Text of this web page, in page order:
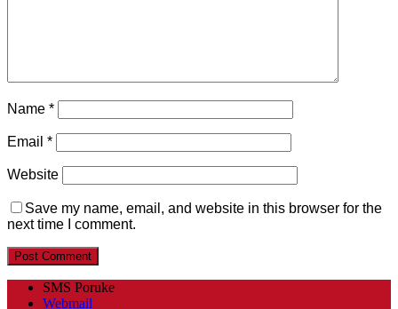
Name *
Email *
Website
Save my name, email, and website in this browser for the
next time I comment.
SMS Poruke
Webmail